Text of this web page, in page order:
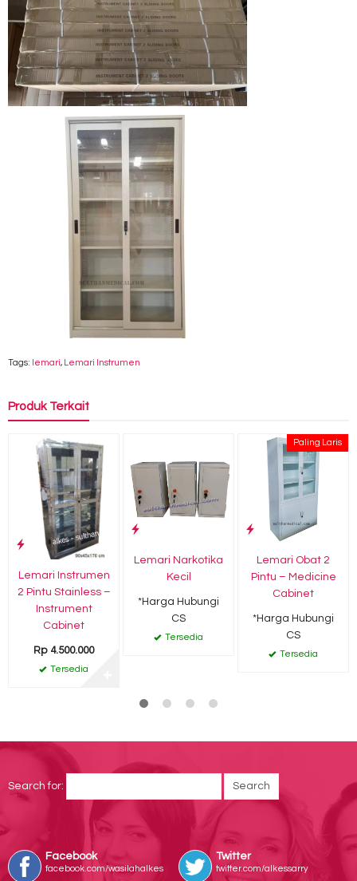
Tags: lemari, Lemari Instrumen
Produk Terkait
Lemari Instrumen
2 Pintu Stainless –
Instrument
Cabinet
Rp 4.500.000
Tersedia
Lemari Narkotika
Kecil
*Harga Hubungi
CS
Tersedia
Paling Laris
Lemari Obat 2
Pintu – Medicine
Cabinet
*Harga Hubungi
CS
Tersedia
Search for:
Facebook
facebook.com/wasilahalkes
Twitter
twitter.com/alkessarry